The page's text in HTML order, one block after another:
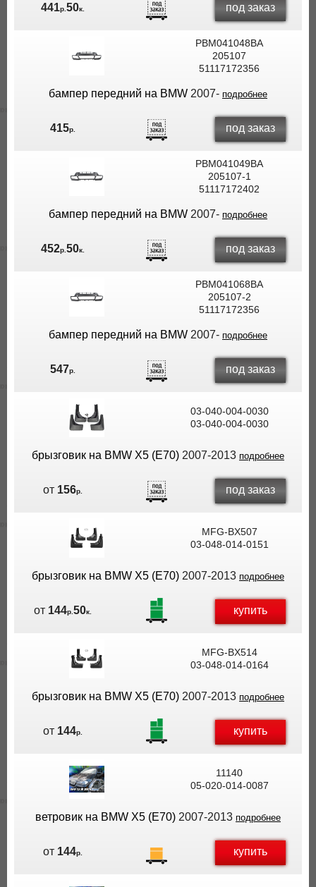
441р. 50к. под заказ
PBM041048BA
205107
51117172356
бампер передний на BMW 2007- подробнее
415р. под заказ
PBM041049BA
205107-1
51117172402
бампер передний на BMW 2007- подробнее
452р. 50к. под заказ
PBM041068BA
205107-2
51117172356
бампер передний на BMW 2007- подробнее
547р. под заказ
03-040-004-0030
03-040-004-0030
брызговик на BMW X5 (E70) 2007-2013 подробнее
от 156р. под заказ
MFG-BX507
03-048-014-0151
брызговик на BMW X5 (E70) 2007-2013 подробнее
от 144р. 50к. купить
MFG-BX514
03-048-014-0164
брызговик на BMW X5 (E70) 2007-2013 подробнее
от 144р. купить
11140
05-020-014-0087
ветровик на BMW X5 (E70) 2007-2013 подробнее
от 144р. купить